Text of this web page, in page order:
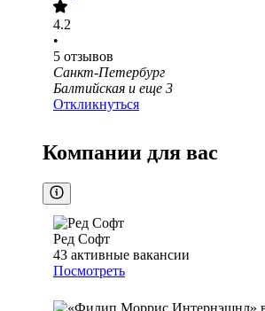
4.2
•
5 отзывов
Санкт-Петербург
Балтийская и еще 3
Откликнуться
Компании для вас
Ред Софт
43 активные вакансии
Посмотреть